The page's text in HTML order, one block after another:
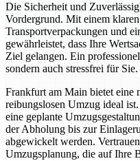
Die Sicherheit und
Vordergrund. Mit einem
Transportverpackungen und
gewährleistet, dass Ihre
Ziel gelangen. Ein
sondern auch stressfrei für Sie.
Frankfurt am Main bietet eine
reibungslosen Umzug ideal
eine geplante
der Abholung bis zur
abgewickelt werden.
Umzugsplanung, die auf Ihre